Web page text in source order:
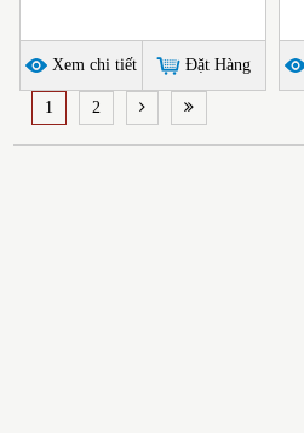
Xem chi tiết Đặt Hàng
1 2